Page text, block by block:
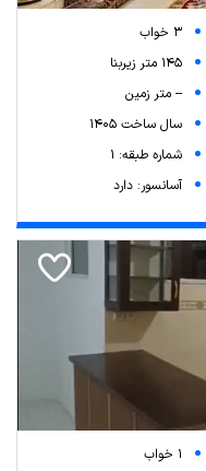
3 خواب
145 متر زیربنا
-- متر زمین
سال ساخت 1405
شماره طبقه: 1
آسانسور: دارد
1 خواب